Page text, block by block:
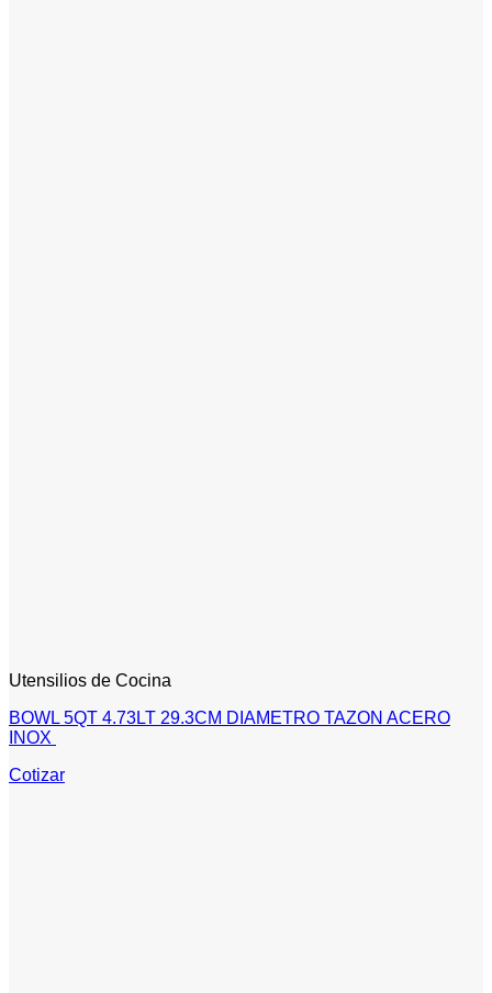
Utensilios de Cocina
BOWL 5QT 4.73LT 29.3CM DIAMETRO TAZON ACERO
INOX
Cotizar